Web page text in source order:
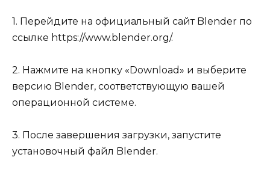
1. Перейдите на официальный сайт Blender по
ссылке https://www.blender.org/.
2. Нажмите на кнопку «Download» и выберите
версию Blender, соответствующую вашей
операционной системе.
3. После завершения загрузки, запустите
установочный файл Blender.